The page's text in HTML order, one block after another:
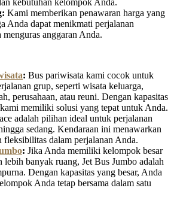
kebutuhan kelompok Anda.
Kami memberikan penawaran harga yang
Anda dapat menikmati perjalanan
menguras anggaran Anda.
: Bus pariwisata kami cocok untuk
grup, seperti wisata keluarga,
perusahaan, atau reuni. Dengan kapasitas
memiliki solusi yang tepat untuk Anda.
adalah pilihan ideal untuk perjalanan
sedang. Kendaraan ini menawarkan
fleksibilitas dalam perjalanan Anda.
: Jika Anda memiliki kelompok besar
lebih banyak ruang, Jet Bus Jumbo adalah
Dengan kapasitas yang besar, Anda
Anda tetap bersama dalam satu